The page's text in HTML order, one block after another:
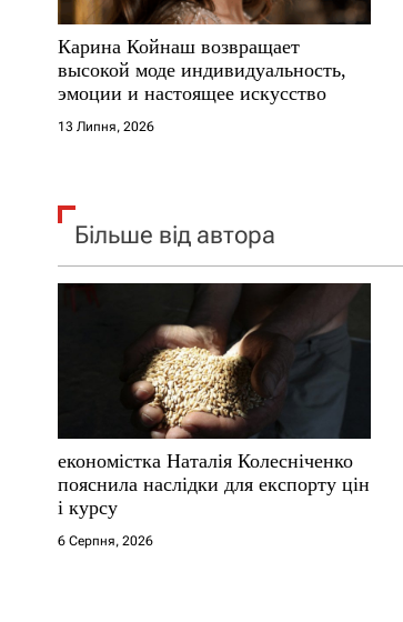
с
і
в
Карина Койнаш возвращает
высокой моде индивидуальность,
эмоции и настоящее искусство
13 Липня, 2026
Більше від автора
економістка Наталія Колесніченко
пояснила наслідки для експорту цін
і курсу
6 Серпня, 2026